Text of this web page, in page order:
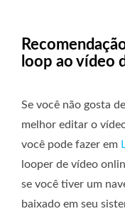
loop ao vídeo
Se você não gosta
melhor editar o
você pode fazer em
looper de vídeo
se você tiver um
baixado em seu